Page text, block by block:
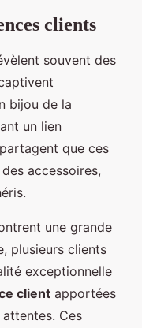
clients
souvent des
bijou de la
un lien
que ces
accessoires,
une grande
plusieurs clients
exceptionnelle
client apportées
Ces